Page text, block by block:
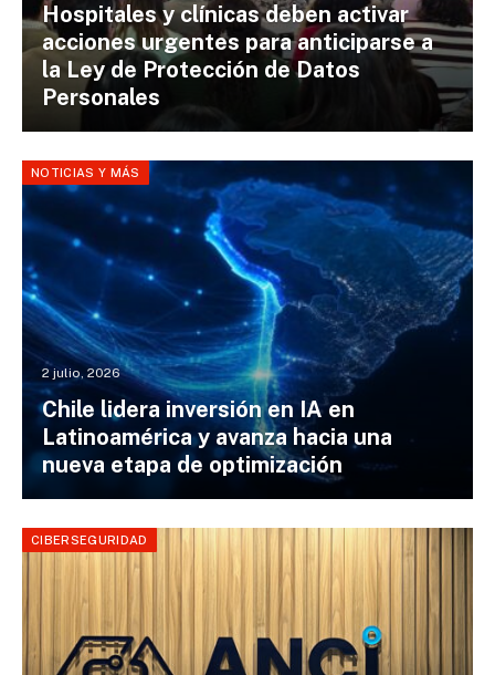
Hospitales y clínicas deben activar
acciones urgentes para anticiparse a
la Ley de Protección de Datos
Personales
NOTICIAS Y MÁS
2 julio, 2026
Chile lidera inversión en IA en
Latinoamérica y avanza hacia una
nueva etapa de optimización
CIBERSEGURIDAD